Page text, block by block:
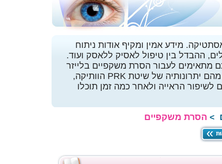
מידע אמין ומקיף אודות ניתוח
ההבדל בין טיפול לאסיק ללאסק ועוד.
מתאימים לעבור הסרת משקפיים בלייזר
בשיטה החדישה - אינטראלאסיק, מהם יתרונותיה של שיטת PRK הוותיקה,
לשיפור הראייה ולאחר כמה זמן תוכלו
> הסרת משקפיים